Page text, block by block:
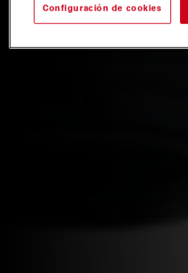
Configuración de cookies